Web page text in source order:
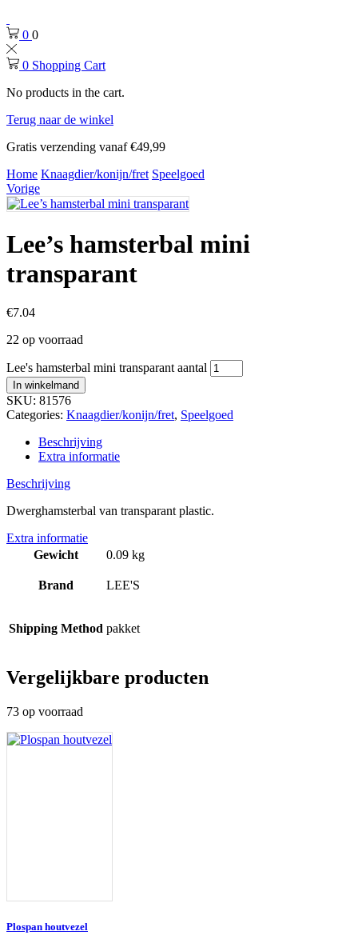
0 0
0 Shopping Cart
No products in the cart.
Terug naar de winkel
Gratis verzending vanaf €49,99
Home Knaagdier/konijn/fret Speelgoed
Vorige
Lee’s hamsterbal mini
transparant
€7.04
22 op voorraad
Lee's hamsterbal mini transparant aantal
In winkelmand
SKU: 81576
Categories: Knaagdier/konijn/fret, Speelgoed
Beschrijving
Extra informatie
Beschrijving
Dwerghamsterbal van transparant plastic.
Extra informatie
Gewicht
0.09 kg
Brand LEE'S
Shipping Method pakket
Vergelijkbare producten
73 op voorraad
Plospan houtvezel